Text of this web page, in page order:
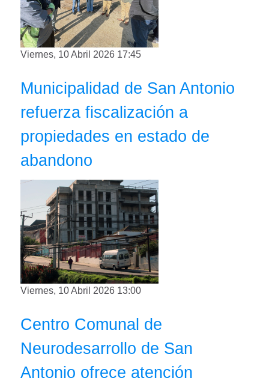
Viernes, 10 Abril 2026 17:45
Municipalidad de San Antonio
refuerza fiscalización a
propiedades en estado de
abandono
Viernes, 10 Abril 2026 13:00
Centro Comunal de
Neurodesarrollo de San
Antonio ofrece atención